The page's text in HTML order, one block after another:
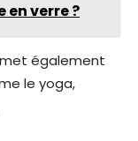
verre ?
également
le yoga,